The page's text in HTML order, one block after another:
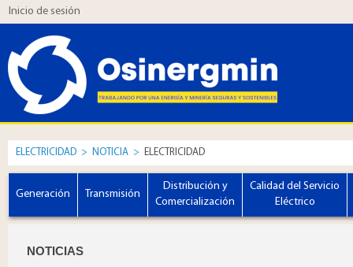
Inicio de sesión
ELECTRICIDAD > NOTICIA > ELECTRICIDAD
Generación Transmisión
Distribución y
Comercialización
Calidad del Servicio
Eléctrico
NOTICIAS